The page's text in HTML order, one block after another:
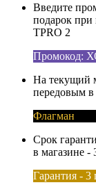
Введите
подарок при
TPRO 2
Промокод:
На текущий
передовым в
Флагман
Срок
в магазине -
Гарантия - 3